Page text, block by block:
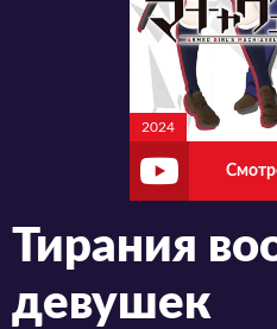
2024
Тирания
девушек